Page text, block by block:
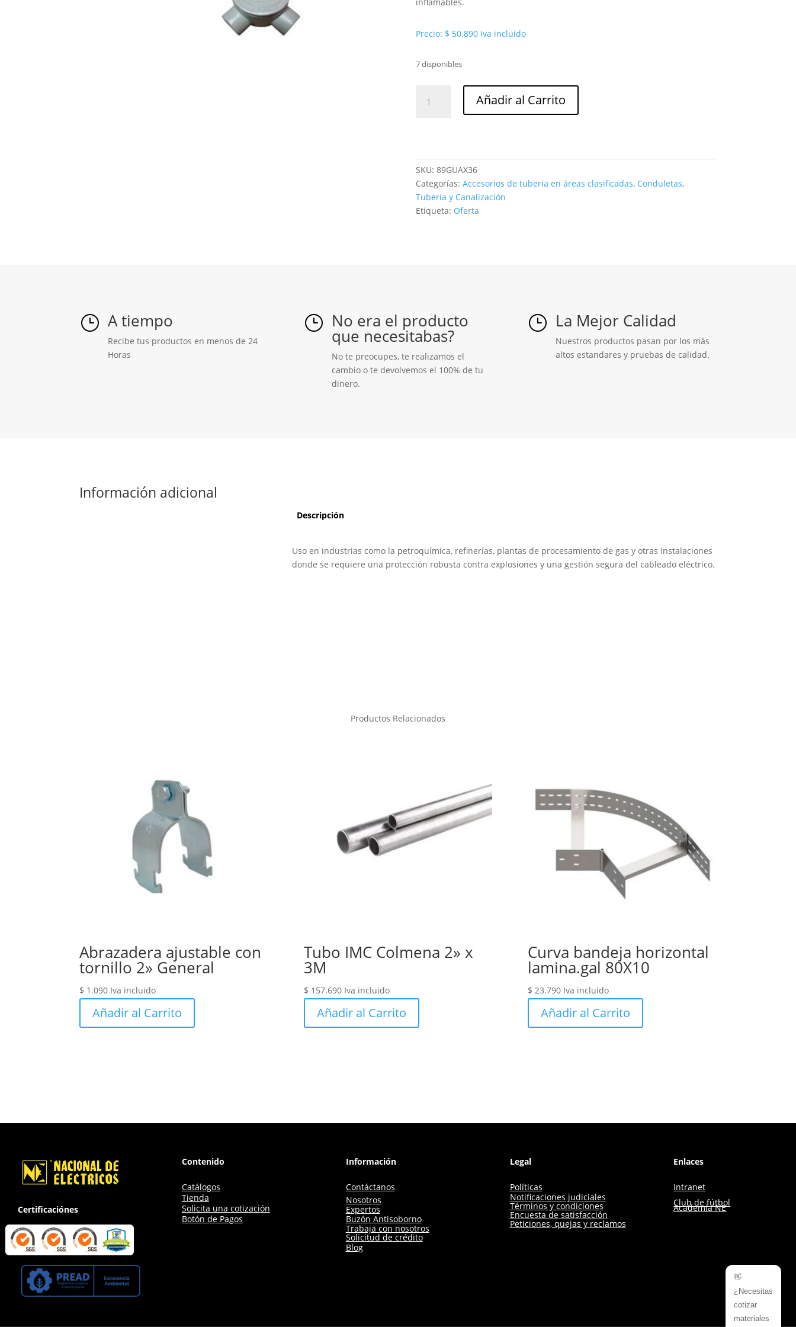
Precio: $ 50.890 Iva incluido
7 disponibles
guax
ch
Crouse
hinds
cantidad
Añadir al Carrito
SKU: 89GUAX36
Categorías: Accesorios de tuberia en áreas clasificadas, Conduletas,
Tubería y Canalización
Etiqueta: Oferta
} A tiempo
Recibe tus productos en menos de 24
Horas
} No era el producto
que necesitabas?
No te preocupes, te realizamos el
cambio o te devolvemos el 100% de tu
dinero.
} La Mejor Calidad
Nuestros productos pasan por los más
altos estandares y pruebas de calidad.
Información adicional
Descripción
Uso en industrias como la petroquímica, refinerías, plantas de procesamiento de gas y otras instalaciones
donde se requiere una protección robusta contra explosiones y una gestión segura del cableado eléctrico.
Productos Relacionados
Abrazadera ajustable con
tornillo 2» General
$ 1.090 Iva incluido
Añadir al Carrito
Tubo IMC Colmena 2» x
3M
$ 157.690 Iva incluido
Añadir al Carrito
Curva bandeja horizontal
lamina.gal 80X10
$ 23.790 Iva incluido
Añadir al Carrito
Certificaciónes
Contenido
Catálogos
Tienda
Solicita una cotización
Botón de Pagos
Información
Contáctanos
Nosotros
Expertos
Buzón Antisoborno
Trabaja con nosotros
Solicitud de crédito
Blog
Legal
Políticas
Notificaciones judiciales
Términos y condiciones
Encuesta de satisfacción
Peticiones, quejas y reclamos
Enlaces
Intranet
Club de fútbol
Academia NE
👋
¿Necesitas
cotizar
materiales